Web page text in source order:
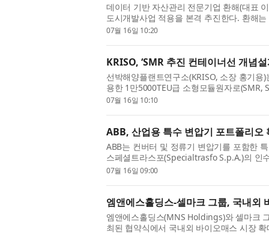
데이터 기반 자산관리 전문기업 환해(대표
도시개발사업 적용을 본격 추진한다. 환해
급을 넘어 장기적인 정주 경쟁력...
07월 16일 10:20
KRISO, ‘SMR 추진 컨테이너선 개념
선박해양플랜트연구소(KRISO, 소장 홍기
용한 1만5000TEU급 소형모듈원자로
계에 대해 미국선급협회(ABS, American B...
07월 16일 10:10
ABB, 산업용 특수 변압기 포트폴리오
ABB는 컨버터 및 정류기 변압기를 포함한
스페셜트라스포(Specialtrasfo S.p.A.)의 인
내 3개의 생산시설과 130명 이상...
07월 16일 09:00
엠앤에스홀딩스-셀마크 그룹, 국내외
엠앤에스홀딩스(MNS Holdings)와 셀마크
최된 협약식에서 국내외 바이오매스 시장